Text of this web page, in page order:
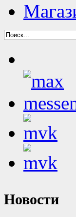
Новости